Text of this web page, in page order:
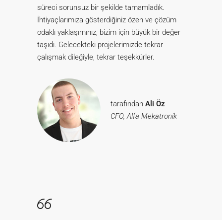
süreci sorunsuz bir şekilde tamamladık.
İhtiyaçlarımıza gösterdiğiniz özen ve çözüm
odaklı yaklaşımınız, bizim için büyük bir değer
taşıdı. Gelecekteki projelerimizde tekrar
çalışmak dileğiyle, tekrar teşekkürler.
tarafından Ali Öz
CFO, Alfa Mekatronik